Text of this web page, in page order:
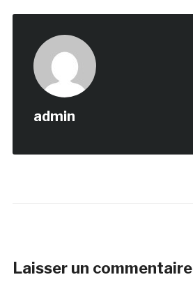
admin
Laisser un commentaire